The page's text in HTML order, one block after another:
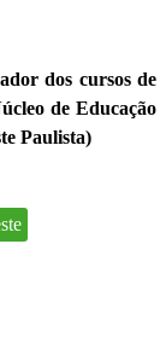
dos cursos de
de Educação
Paulista)